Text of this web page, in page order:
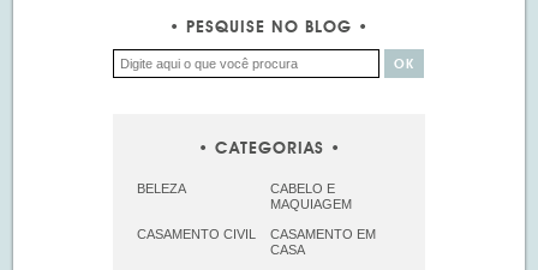
PESQUISE NO BLOG
CATEGORIAS
BELEZA
CABELO E
MAQUIAGEM
CASAMENTO CIVIL
CASAMENTO EM
CASA